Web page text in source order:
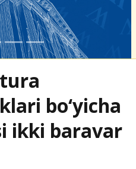
bo‘yicha
ikki baravar